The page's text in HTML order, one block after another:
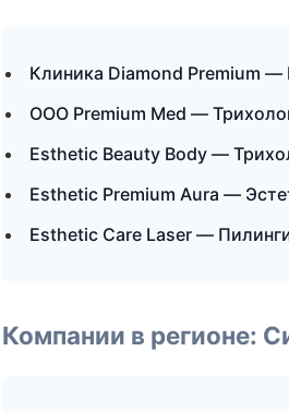
Клиника Diamond Premium —
ООО Premium Med —
Esthetic Beauty Body —
Esthetic Premium Aura —
Esthetic Care Laser —
Компании в регионе: